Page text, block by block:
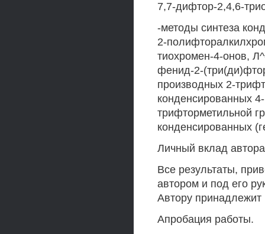
7,7-дифтор-2,4,6-
-методы синтеза
2-
тиохромен-4-онов,
фенид-2-
производных 2-
конденсированных
трифторметильной
конденсированных
Личный вклад
Все результаты,
автором и под его
Автору принадлежит
Апробация работы.